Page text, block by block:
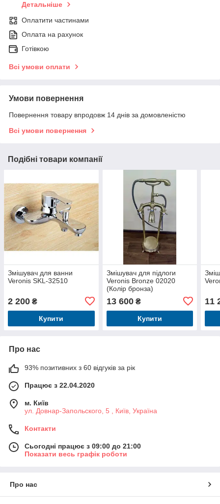
Детальніше
Оплатити частинами
Оплата на рахунок
Готівкою
Всі умови оплати
Умови повернення
Повернення товару впродовж 14 днів за домовленістю
Всі умови повернення
Подібні товари компанії
Змішувач для ванни
Veronis SKL-32510
2 200 ₴
Купити
Змішувач для підлоги
Veronis Bronze 02020
(Колір бронза)
13 600₴
Купити
11
Про нас
93% позитивних з 60 відгуків за рік
Працює з 22.04.2020
м. Київ
ул. Довнар-Запольского, 5 , Київ, Україна
Контакти
Сьогодні працює з 09:00 до 21:00
Показати весь графік роботи
Про нас